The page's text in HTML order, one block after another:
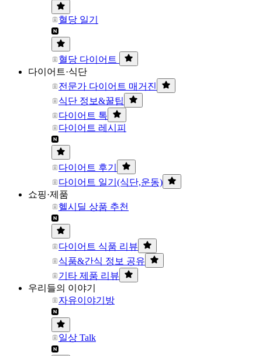
혈당 일기
혈당 다이어트
다이어트·식단
전문가 다이어트 매거진
식단 정보&꿀팁
다이어트 톡
다이어트 레시피
다이어트 후기
다이어트 일기(식단,운동)
쇼핑·제품
헬시딜 상품 추천
다이어트 식품 리뷰
식품&간식 정보 공유
기타 제품 리뷰
우리들의 이야기
자유이야기방
일상 Talk